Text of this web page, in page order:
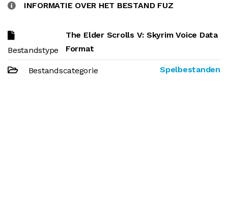
INFORMATIE OVER HET BESTAND FUZ
Bestandstype
The Elder Scrolls V: Skyrim Voice Data
Format
Bestandscategorie Spelbestanden